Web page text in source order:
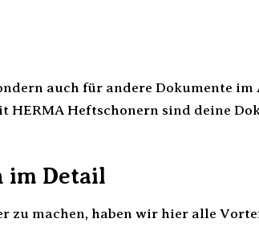
auch für andere Dokumente im
Heftschonern sind deine
im Detail
zu machen, haben wir hier alle